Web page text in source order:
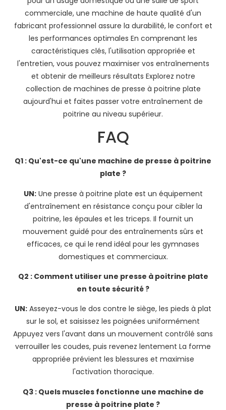
commerciale, une machine de haute qualité d'un
fabricant professionnel assure la durabilité, le confort et
les performances optimales En comprenant les
caractéristiques clés, l'utilisation appropriée et
l'entretien, vous pouvez maximiser vos entraînements
et obtenir de meilleurs résultats Explorez notre
collection de machines de presse à poitrine plate
aujourd'hui et faites passer votre entraînement de
poitrine au niveau supérieur.
FAQ
Q1 : Qu'est-ce qu'une machine de presse à poitrine
plate ?
UN:Une presse à poitrine plate est un équipement
d'entraînement en résistance conçu pour cibler la
poitrine, les épaules et les triceps. Il fournit un
mouvement guidé pour des entraînements sûrs et
efficaces, ce qui le rend idéal pour les gymnases
domestiques et commerciaux.
Q2 : Comment utiliser une presse à poitrine plate
en toute sécurité ?
UN: Asseyez-vous le dos contre le siège, les pieds à plat
sur le sol, et saisissez les poignées uniformément
Appuyez vers l'avant dans un mouvement contrôlé sans
verrouiller les coudes, puis revenez lentement La forme
appropriée prévient les blessures et maximise
l'activation thoracique.
Q3 : Quels muscles fonctionne une machine de
presse à poitrine plate ?